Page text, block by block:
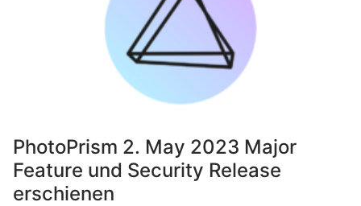
PhotoPrism 2. May 2023 Major
Feature und Security Release
erschienen